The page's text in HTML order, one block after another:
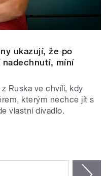
ukazují, že po
míní
Ruska ve chvíli, kdy
kterým nechce jít s
vlastní divadlo.